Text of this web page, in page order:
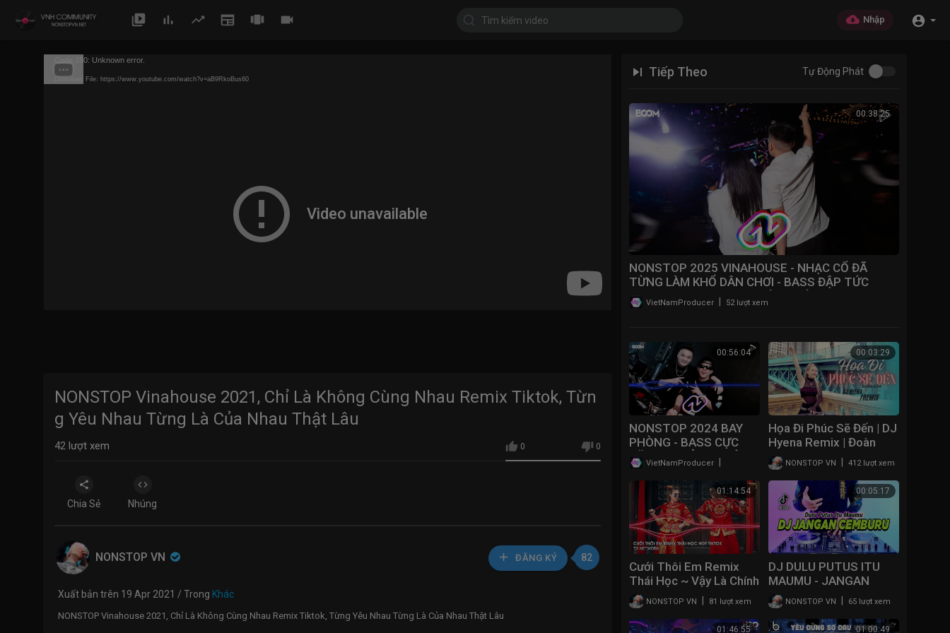
Nhập
Code 150: Unknown error.
Download File: https://www.youtube.com/watch?v=aB9RkoBus60 Tiếp Theo Tự Động Phát
00:38:25
NONSTOP 2025 VINAHOUSE - NHẠC CỔ ĐÃ
TỪNG LÀM KHỔ DÂN CHƠI - BASS ĐẬP TỨC
NGỰC - NONSTOP BAY ĐÁM CƯỚI
VietNamProducer 52 lượt xem
00:56:04
NONSTOP 2024 BAY
PHÒNG - BASS CỰC
CĂNG - TƯỞNG KHÔNG
PHÊ MÀ PHÊ KHÔNG
TỈNH VOL 4 |
NONSTOP VN
VietNamProducer 210 lượt xem
00:03:29
Họa Đi Phúc Sẽ Đến | DJ
Hyena Remix | Đoàn
Lâm | Nhiều Lần Ngã
Gục Cũng Không, Không
Khuất Phục ....
NONSTOP VN 412 lượt xem
01:14:54
Cưới Thôi Em Remix
Thái Học ~ Vậy Là Chính
Thức Bây Giờ Em Làm
Vợ Anh Remix Hot
Tiktok 2023
NONSTOP VN 81 lượt xem
00:05:17
DJ DULU PUTUS ITU
MAUMU - JANGAN
CEMBURU REMIX FULL
BASS VIRAL TIKTOK
TERBARU 2023
NONSTOP VN 65 lượt xem
01:46:55 01:00:49
NONSTOP Vinahouse 2021, Chỉ Là Không Cùng Nhau Remix Tiktok, Từn
g Yêu Nhau Từng Là Của Nhau Thật Lâu
0 0
42 lượt xem
Chia Sẻ Nhúng
NONSTOP VN ĐĂNG KÝ 82
Xuất bản trên 19 Apr 2021 / Trong Khác
NONSTOP Vinahouse 2021, Chỉ Là Không Cùng Nhau Remix Tiktok, Từng Yêu Nhau Từng Là Của Nhau Thật Lâu